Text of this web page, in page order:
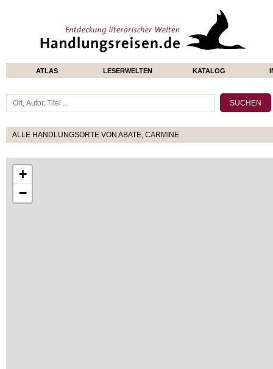
ATLAS LESERWELTEN KATALOG
ALLE HANDLUNGSORTE VON ABATE, CARMINE
+
−